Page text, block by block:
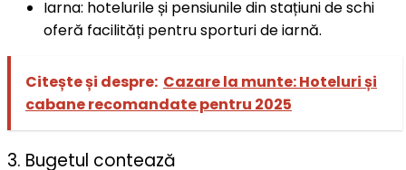
Iarna: hotelurile și pensiunile din stațiuni de schi
oferă facilități pentru sporturi de iarnă.
Citește și despre: Cazare la munte: Hoteluri și
cabane recomandate pentru 2025
3. Bugetul contează